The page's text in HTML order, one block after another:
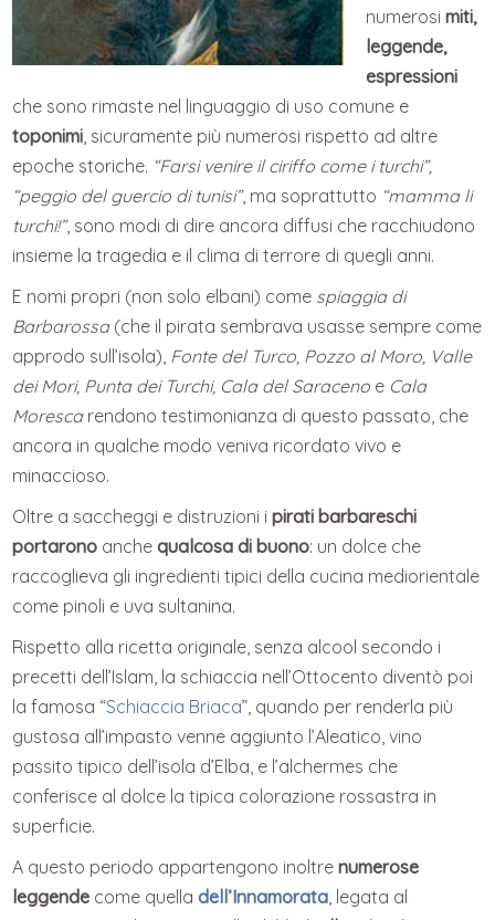
numerosimiti,
leggende,
espressioni
che sono rimaste nel linguaggio di uso comune e
toponimi, sicuramente più numerosi rispetto ad altre
epoche storiche. “Farsi venire il ciriffo come i turchi”,
“peggio del guercio di tunisi”, ma soprattutto “mamma li
turchi!”, sono modi di dire ancora diffusi che racchiudono
insieme la tragedia e il clima di terrore di quegli anni.
E nomi propri (non solo elbani) come spiaggia di
Barbarossa (che il pirata sembrava usasse sempre come
approdo sull’isola), Fonte del Turco, Pozzo al Moro, Valle
dei Mori, Punta dei Turchi, Cala del Saraceno e Cala
Morescarendono testimonianza di questo passato, che
ancora in qualche modo veniva ricordato vivo e
minaccioso.
Oltre a saccheggi e distruzioni ipirati barbareschi
portarono anchequalcosa di buono: un dolce che
raccoglieva gli ingredienti tipici della cucina mediorientale
come pinoli e uva sultanina.
Rispetto alla ricetta originale, senza alcool secondo i
precetti dell’Islam, la schiaccia nell’Ottocento diventò poi
la famosa “Schiaccia Briaca”, quando per renderla più
gustosa all’impasto venne aggiunto l’Aleatico, vino
passito tipico dell’isola d’Elba, e l’alchermes che
conferisce al dolce la tipica colorazione rossastra in
superficie.
A questo periodo appartengono inoltrenumerose
leggende come quelladell’Innamorata, legata al